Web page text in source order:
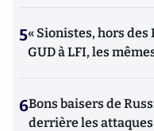
5« Sionistes, hors des
GUD à LFI, les
6Bons baisers de
derrière les